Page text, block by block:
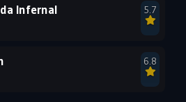
Infernal 5.7
6.8